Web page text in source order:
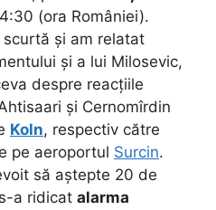
(ora României).
și am relatat
și a lui Milosevic,
despre reacțiile
și Cernomîrdin
Koln, respectiv către
pe aeroportul Surcin.
să aștepte 20 de
a ridicat alarma